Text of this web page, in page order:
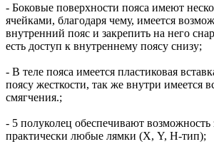
- Боковые поверхности пояса имеют
ячейками, благодаря чему, имеется
внутренний пояс и закрепить на него
есть доступ к внутреннему поясу снизу;
- В теле пояса имеется пластиковая
поясу жесткости, так же внутри имеется
смягчения.;
- 5 полуколец обеспечивают возможность
практически любые лямки (Х, Y, Н-тип);